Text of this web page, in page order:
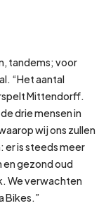
tandems; voor
“Het aantal
Mittendorff.
drie mensen in
wij ons zullen
er is steeds meer
gezond oud
We verwachten
Bikes.”